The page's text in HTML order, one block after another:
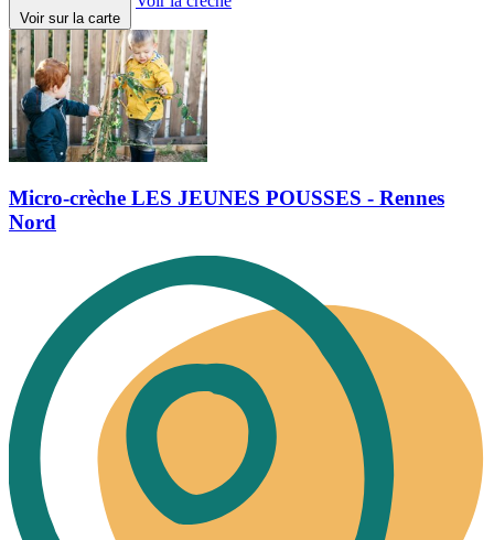
Voir sur la carte
Micro-crèche LES JEUNES POUSSES - Rennes
Nord